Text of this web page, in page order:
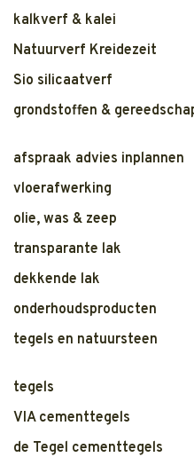
kalkverf & kalei
Natuurverf Kreidezeit
Sio silicaatverf
grondstoffen &
afspraak advies inplannen
vloerafwerking
olie, was & zeep
transparante lak
dekkende lak
onderhoudsproducten
tegels en natuursteen
tegels
VIA cementtegels
de Tegel cementtegels